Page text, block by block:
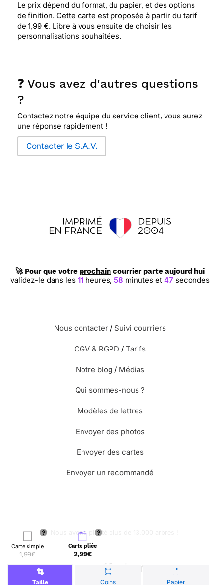
Carte simple
1,99€
Carte pliée
2,99€
Taille Coins Papier
Le prix dépend du format, du papier, et des options
de finition. Cette carte est proposée à partir du tarif
de 1,99 €. Libre à vous ensuite de choisir les
personnalisations souhaitées.
❓ Vous avez d'autres questions
?
Contactez notre équipe du service client, vous aurez
une réponse rapidement !
Contacter le S.A.V.
🚀 Pour que votre prochain courrier parte aujourd'hui
validez-le dans les 11heures, 58 minutes et 46 secondes
Nous contacter / Suivi courriers
CGV & RGPD / Tarifs
Notre blog / Médias
Qui sommes-nous ?
Modèles de lettres
Envoyer des photos
Envoyer des cartes
Envoyer un recommandé
🌳 Nous avons planté plus de 13.000 arbres !
© Merci Facteur